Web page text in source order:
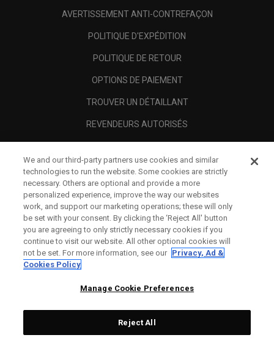
AVERTISSEMENT ANTI-CONTREFAÇON
POLITIQUE D'EXPÉDITION
POLITIQUE DE RETOUR
OPTIONS DE PAIEMENT
TROUVER UN DÉTAILLANT
REVENDEURS AUTORISÉS
A PROPOS
MENTIONS LÉGALES
We and our third-party partners use cookies and similar
technologies to run the website. Some cookies are strictly
necessary. Others are optional and provide a more
personalized experience, improve the way our websites
work, and support our marketing operations; these will only
be set with your consent. By clicking the ‘Reject All' button
you are agreeing to only strictly necessary cookies if you
continue to visit our website. All other optional cookies will
not be set. For more information, see our Privacy, Ad &
Cookies Policy
Manage Cookie Preferences
Reject All